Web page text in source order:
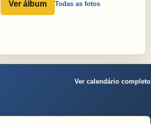
Ver álbum Todas as fotos
Ver calendário completo